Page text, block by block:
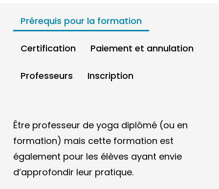
Prérequis pour la formation
Certification Paiement et annulation
Professeurs Inscription
Être professeur de yoga diplômé (ou en
formation) mais cette formation est
également pour les élèves ayant envie
d’approfondir leur pratique.